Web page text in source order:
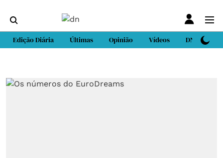
Edição Diária Últimas Opinião Vídeos DN Sport